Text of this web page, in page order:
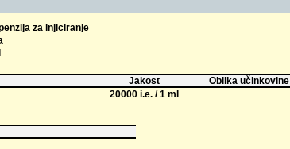
za injiciranje
Jakost
Oblika učinkovine
20000 i.e. / 1 ml